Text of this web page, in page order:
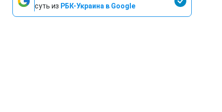
суть из РБК-Украина в Google